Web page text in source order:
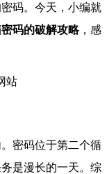
码。 今天，小编就
码的破解攻略， 感
密码位于第二个循
是漫长的一天。综